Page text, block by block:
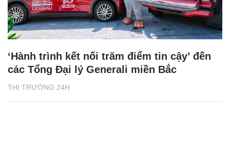
THỊ TRƯỜNG 24H
‘Hành trình kết nối trăm điểm tin cậy’ đến
các Tổng Đại lý Generali miền Bắc